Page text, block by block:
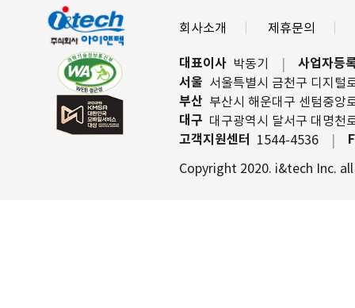
회사소개 제휴문의
대표이사 박동기
사업자등
서울 서울특별시 금천구 디지털
부산 부산시 해운대구 센텀중앙
대구 대구광역시 달서구 대명천
고객지원센터 1544-4536
Copyright 2020. i&tech Inc.